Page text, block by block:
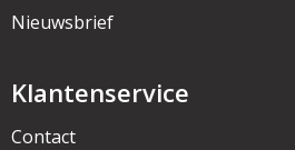
Nieuwsbrief
Klantenservice
Contact